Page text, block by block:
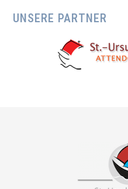
UNSERE PARTNER